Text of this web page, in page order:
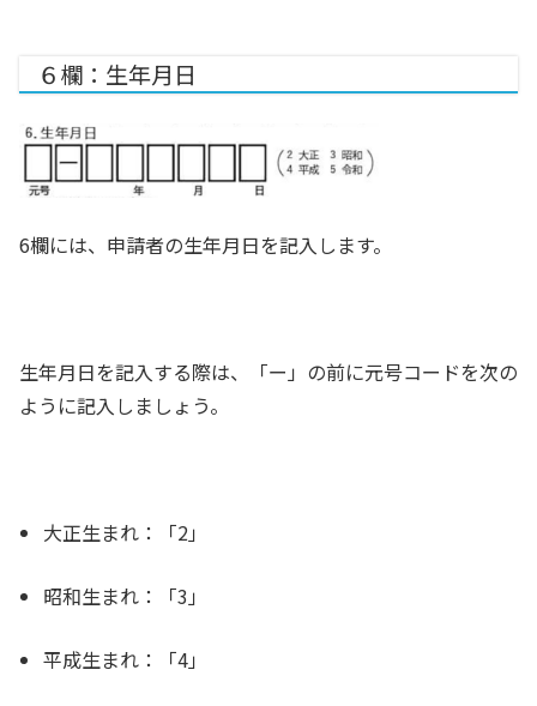
６欄：生年月日
6欄には、申請者の生年月日を記入します。
生年月日を記入する際は、「ー」の前に元号コードを次の
ように記入しましょう。
大正生まれ：「2」
昭和生まれ：「3」
平成生まれ：「4」